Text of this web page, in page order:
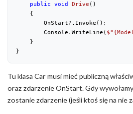
public void Drive ( )
{
        OnStart?.Invoke();
        Console.WriteLine(
$"
    }
}
Tu klasa Car musi mieć publiczną
oraz zdarzenie OnStart. Gdy
zostanie zdarzenie (jeśli ktoś się na nie